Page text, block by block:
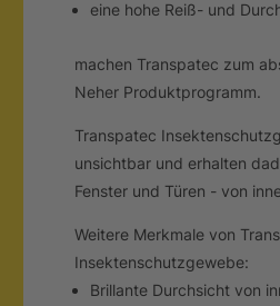
eine hohe Reiß- und
machen Transpatec zum
Neher Produktprogramm.
Transpatec
unsichtbar und erhalten
Fenster und Türen - von
Weitere Merkmale von
Insektenschutzgewebe:
Brillante Durchsicht von